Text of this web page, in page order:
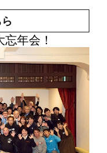
年会！